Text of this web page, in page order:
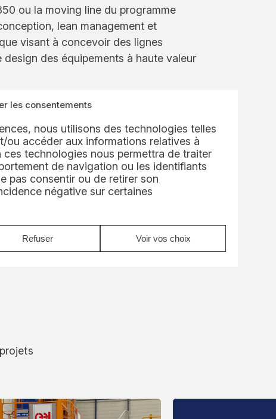
les consentements
nous utilisons des technologies telles
ou accéder aux informations relatives à
technologies nous permettra de traiter
de navigation ou les identifiants
pas consentir ou de retirer son
négative sur certaines
Refuser Voir vos choix
ou la moving line du programme
lean management et
visant à concevoir des lignes
des équipements à haute valeur
géographique de REEL, qui étend
d’AEI avec les capacités de
clients des solutions sans égal pour
Directeur Business Unit